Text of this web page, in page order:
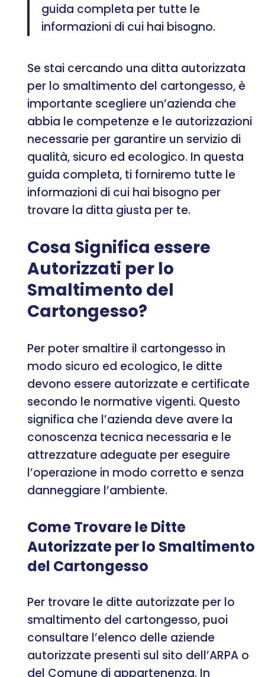
guida completa per tutte le
informazioni di cui hai bisogno.
Se stai cercando una ditta autorizzata
per lo smaltimento del cartongesso, è
importante scegliere un’azienda che
abbia le competenze e le autorizzazioni
necessarie per garantire un servizio di
qualità, sicuro ed ecologico. In questa
guida completa, ti forniremo tutte le
informazioni di cui hai bisogno per
trovare la ditta giusta per te.
Cosa Significa essere
Autorizzati per lo
Smaltimento del
Cartongesso?
Per poter smaltire il cartongesso in
modo sicuro ed ecologico, le ditte
devono essere autorizzate e certificate
secondo le normative vigenti. Questo
significa che l’azienda deve avere la
conoscenza tecnica necessaria e le
attrezzature adeguate per eseguire
l’operazione in modo corretto e senza
danneggiare l’ambiente.
Come Trovare le Ditte
Autorizzate per lo Smaltimento
del Cartongesso
Per trovare le ditte autorizzate per lo
smaltimento del cartongesso, puoi
consultare l’elenco delle aziende
autorizzate presenti sul sito dell’ARPA o
del Comune di appartenenza. In